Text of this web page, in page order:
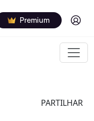
Premium Log in
PARTILHAR